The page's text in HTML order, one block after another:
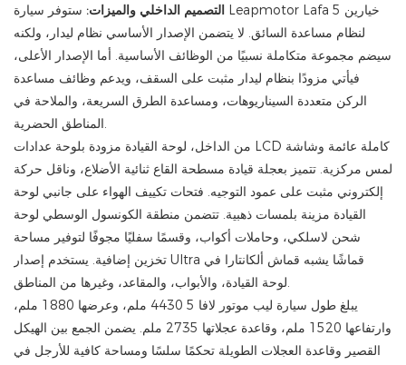
التصميم الداخلي والميزات: ستوفر سيارة Leapmotor Lafa 5 خيارين
لنظام مساعدة السائق. لا يتضمن الإصدار الأساسي نظام ليدار، ولكنه
سيضم مجموعة متكاملة نسبيًا من الوظائف الأساسية. أما الإصدار الأعلى،
فيأتي مزودًا بنظام ليدار مثبت على السقف، ويدعم وظائف مساعدة
الركن متعددة السيناريوهات، ومساعدة الطرق السريعة، والملاحة في
المناطق الحضرية.
من الداخل، لوحة القيادة مزودة بلوحة عدادات LCD كاملة عائمة وشاشة
لمس مركزية. تتميز بعجلة قيادة مسطحة القاع ثنائية الأضلاع، وناقل حركة
إلكتروني مثبت على عمود التوجيه. فتحات تكييف الهواء على جانبي لوحة
القيادة مزينة بلمسات ذهبية. تتضمن منطقة الكونسول الوسطي لوحة
شحن لاسلكي، وحاملات أكواب، وقسمًا سفليًا مجوفًا لتوفير مساحة
تخزين إضافية. يستخدم إصدار Ultra قماشًا يشبه قماش ألكانتارا في
لوحة القيادة، والأبواب، والمقاعد، وغيرها من المناطق.
يبلغ طول سيارة ليب موتور لافا 5 4430 ملم، وعرضها 1880 ملم،
وارتفاعها 1520 ملم، وقاعدة عجلاتها 2735 ملم. يضمن الجمع بين الهيكل
القصير وقاعدة العجلات الطويلة تحكمًا سلسًا ومساحة كافية للأرجل في